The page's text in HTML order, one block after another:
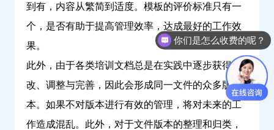
到有，内容从繁简到适度。模板的评价标准只有一
个，是否有助于提高管理效率，达成最好的工作效
果。
此外，由于各类培训文档总是在实践中逐步获得修
改、调整与完善，因此会形成同一文件的众多版
本。如果不对版本进行有效的管理，将对未来的工
作造成混乱。此外，对于文件版本的整理和归类，
你们是怎么收费的呢？